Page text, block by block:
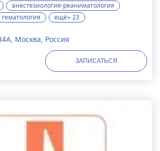
анестезиология-реаниматология
гематология ещё+ 23
Москва, Россия
ЗАПИСАТЬСЯ